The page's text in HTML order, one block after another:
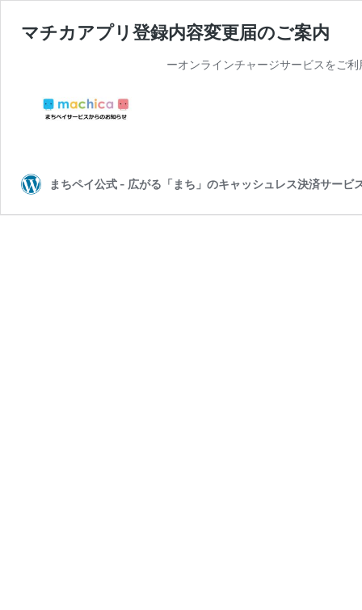
マチカアプリ登録内容変更届のご案内
ーオンラインチャージサービスをご
まちペイ公式 - 広がる「まち」のキャッシュレス決済サービ